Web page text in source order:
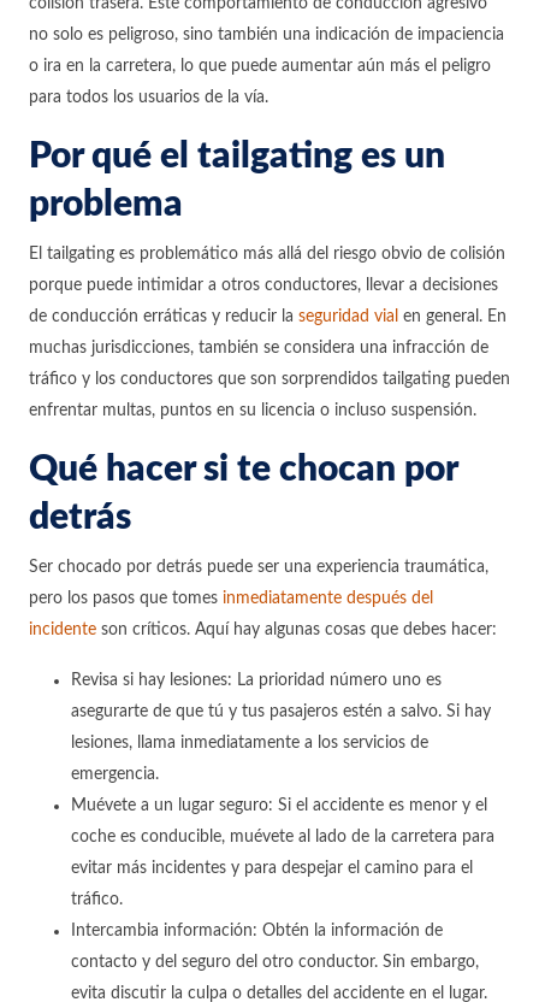
colisión trasera. Este comportamiento de conducción agresivo
no solo es peligroso, sino también una indicación de impaciencia
o ira en la carretera, lo que puede aumentar aún más el peligro
para todos los usuarios de la vía.
Por qué el tailgating es un
problema
El tailgating es problemático más allá del riesgo obvio de colisión
porque puede intimidar a otros conductores, llevar a decisiones
de conducción erráticas y reducir la seguridad vial en general. En
muchas jurisdicciones, también se considera una infracción de
tráfico y los conductores que son sorprendidos tailgating pueden
enfrentar multas, puntos en su licencia o incluso suspensión.
Qué hacer si te chocan por
detrás
Ser chocado por detrás puede ser una experiencia traumática,
pero los pasos que tomes inmediatamente después del
incidente son críticos. Aquí hay algunas cosas que debes hacer:
Revisa si hay lesiones: La prioridad número uno es
asegurarte de que tú y tus pasajeros estén a salvo. Si hay
lesiones, llama inmediatamente a los servicios de
emergencia.
Muévete a un lugar seguro: Si el accidente es menor y el
coche es conducible, muévete al lado de la carretera para
evitar más incidentes y para despejar el camino para el
tráfico.
Intercambia información: Obtén la información de
contacto y del seguro del otro conductor. Sin embargo,
evita discutir la culpa o detalles del accidente en el lugar.